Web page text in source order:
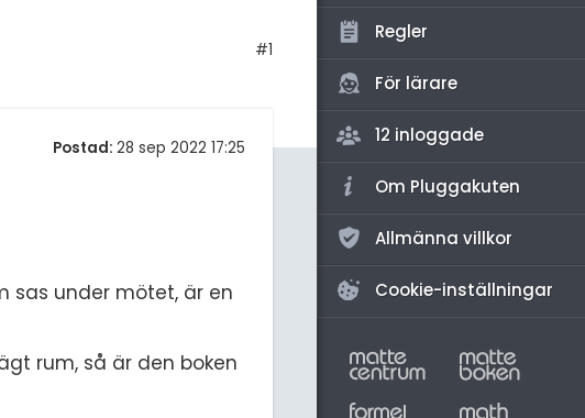
#1
Postad: 28 sep 2022 17:25
sas under mötet, är en
rum, så är den boken
Regler
För lärare
12 inloggade
Om Pluggakuten
Allmänna villkor
Cookie-inställningar
Övriga diskussioner